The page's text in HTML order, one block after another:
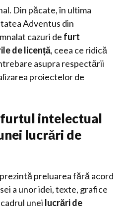
Din păcate, în ultima
Adventus din
cazuri de furt
de licență, ceea ce ridică
asupra respectării
proiectelor de
furtul intelectual
lucrări de
preluarea fără acord
a unor idei, texte, grafice
unei lucrări de